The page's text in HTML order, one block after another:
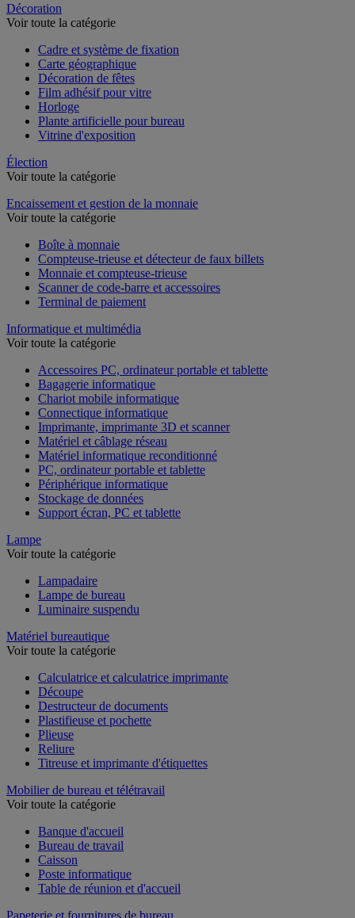
Décoration
Voir toute la catégorie
Cadre et système de fixation
Carte géographique
Décoration de fêtes
Film adhésif pour vitre
Horloge
Plante artificielle pour bureau
Vitrine d'exposition
Élection
Voir toute la catégorie
Encaissement et gestion de la monnaie
Voir toute la catégorie
Boîte à monnaie
Compteuse-trieuse et détecteur de faux billets
Monnaie et compteuse-trieuse
Scanner de code-barre et accessoires
Terminal de paiement
Informatique et multimédia
Voir toute la catégorie
Accessoires PC, ordinateur portable et tablette
Bagagerie informatique
Chariot mobile informatique
Connectique informatique
Imprimante, imprimante 3D et scanner
Matériel et câblage réseau
Matériel informatique reconditionné
PC, ordinateur portable et tablette
Périphérique informatique
Stockage de données
Support écran, PC et tablette
Lampe
Voir toute la catégorie
Lampadaire
Lampe de bureau
Luminaire suspendu
Matériel bureautique
Voir toute la catégorie
Calculatrice et calculatrice imprimante
Découpe
Destructeur de documents
Plastifieuse et pochette
Plieuse
Reliure
Titreuse et imprimante d'étiquettes
Mobilier de bureau et télétravail
Voir toute la catégorie
Banque d'accueil
Bureau de travail
Caisson
Poste informatique
Table de réunion et d'accueil
Papeterie et fournitures de bureau